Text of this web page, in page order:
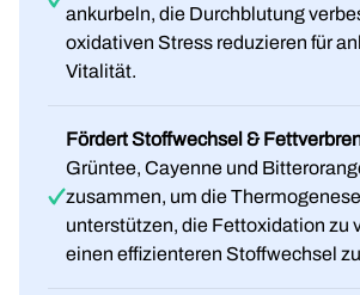
ankurbeln, die Durchblutung
oxidativen Stress reduzieren für
Vitalität.
Fördert Stoffwechsel &
Grüntee, Cayenne und
zusammen, um die
unterstützen, die Fettoxidation zu
einen effizienteren Stoffwechsel